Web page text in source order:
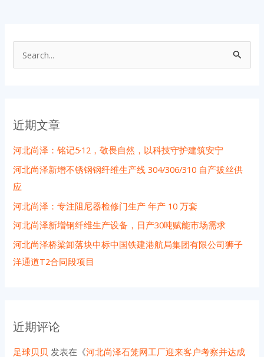
近期文章
河北尚泽：铭记5·12，敬畏自然，以科技守护建筑安宁
河北尚泽新增不锈钢钢纤维生产线 304/306/310 自产拔丝供
应
河北尚泽：专注阻尼器检修门生产 年产 10 万套
河北尚泽新增钢纤维生产设备，日产30吨赋能市场需求
河北尚泽桥梁卸落块中标中国铁建港航局集团有限公司狮子
洋通道T2合同段项目
近期评论
足球贝贝 发表在《河北尚泽石笼网工厂迎来客户考察并达成